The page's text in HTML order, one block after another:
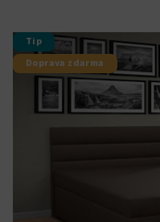
Tip
Doprava zdarma